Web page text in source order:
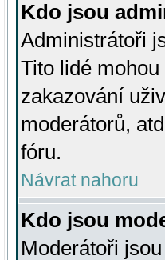
Kdo jsou
Administrátoři
Tito lidé
zakazování
moderátorů,
fóru.
Návrat nahoru
Kdo jsou
Moderátoři